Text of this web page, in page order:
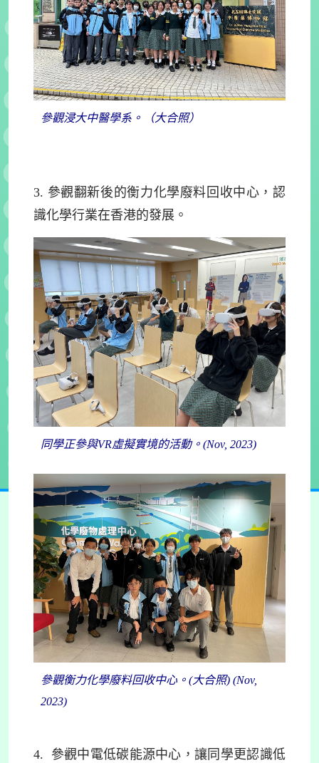
參觀浸大中醫學系。（大合照）
3. 參觀翻新後的衡力化學廢料回收中心，認
識化學行業在香港的發展。
同學正參與VR虛擬實境的活動。(Nov, 2023)
參觀衡力化學廢料回收中心。(大合照) (Nov,
2023)
4.
參觀中電低碳能源中心，讓同學更認識低